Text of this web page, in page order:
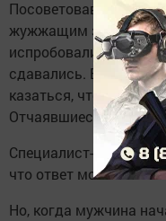
Посоветовавшись с
жужжащим
испробовали
сдавались. Более
казаться, что
Отчаявшиеся жильцы
Специалист-
что ответ может
Но, когда мужчина